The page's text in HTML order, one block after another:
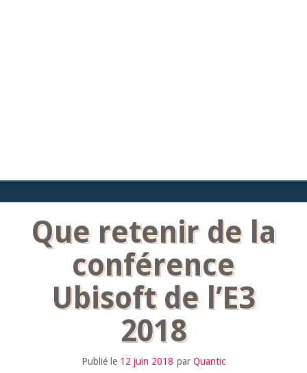
Que retenir de la
conférence
Ubisoft de l’E3
2018
Publié le 12 juin 2018 par Quantic